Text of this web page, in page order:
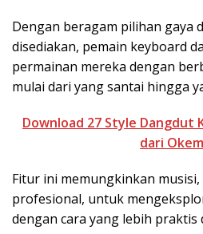
Dengan beragam pilihan gaya
disediakan, pemain keyboard
permainan mereka dengan
mulai dari yang santai hingga
Download 27 Style Dangdut
dari
Fitur ini memungkinkan
profesional, untuk
dengan cara yang lebih